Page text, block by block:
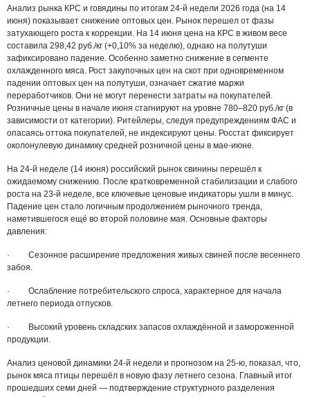
Анализ рынка КРС и говядины по итогам 24-й недели 2026 года (на 14
июня) показывает снижение оптовых цен. Рынок перешел от фазы
затухающего роста к коррекции. На 14 июня цена на КРС в живом весе
составила 298,42 руб./кг (+0,10% за неделю), однако на полутуши
зафиксировано падение. Особенно заметно снижение в сегменте
охлажденного мяса. Рост закупочных цен на скот при одновременном
падении оптовых цен на полутуши, означает сжатие маржи
переработчиков. Они не могут перенести затраты на покупателей.
Розничные цены в начале июня стагнируют на уровне 780–820 руб./кг (в
зависимости от категории). Ритейлеры, следуя предупреждениям ФАС и
опасаясь оттока покупателей, не индексируют цены. Росстат фиксирует
околонулевую динамику средней розничной цены в мае-июне.
На 24-й неделе (14 июня) российский рынок свинины перешёл к
ожидаемому снижению. После кратковременной стабилизации и слабого
роста на 23-й неделе, все ключевые ценовые индикаторы ушли в минус.
Падение цен стало логичным продолжением рыночного тренда,
наметившегося ещё во второй половине мая. Основные факторы
давления:
· Сезонное расширение предложения живых свиней после весеннего
забоя.
· Ослабление потребительского спроса, характерное для начала
летнего периода отпусков.
· Высокий уровень складских запасов охлаждённой и замороженной
продукции.
Анализ ценовой динамики 24-й недели и прогнозом на 25-ю, показал, что,
рынок мяса птицы перешёл в новую фазу летнего сезона. Главный итог
прошедших семи дней — подтверждение структурного разделения